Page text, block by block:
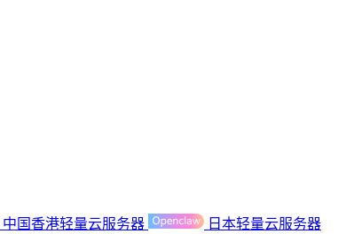
中国香港轻量云服务器
日本轻量云服务器